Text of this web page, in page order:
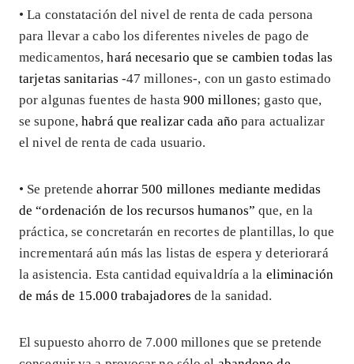
• La constatación del nivel de renta de cada persona
para llevar a cabo los diferentes niveles de pago de
medicamentos,hará necesario que se cambien todas las
tarjetas sanitarias-47 millones-, con un gasto estimado
por algunas fuentes de hasta 900 millones; gasto que,
se supone,habrá que realizar cada año para actualizar
el nivel de renta de cada usuario.
• Se pretendeahorrar 500 millones mediante medidas
de “ordenación de los recursos humanos” que, en la
práctica, se concretarán en recortes de plantillas, lo que
incrementará aún más las listas de espera y deteriorará
la asistencia. Esta cantidad equivaldría a la eliminación
de más de 15.000 trabajadores de la sanidad.
El supuesto ahorro de 7.000 millones que se pretende